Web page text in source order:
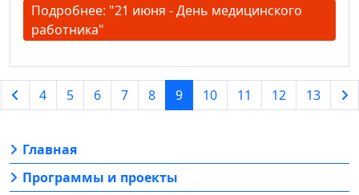
Главная
Программы и проекты
Подробнее: "21 июня - День медицинского
работника"
4 5 6 7 8 9 10 11 12 13